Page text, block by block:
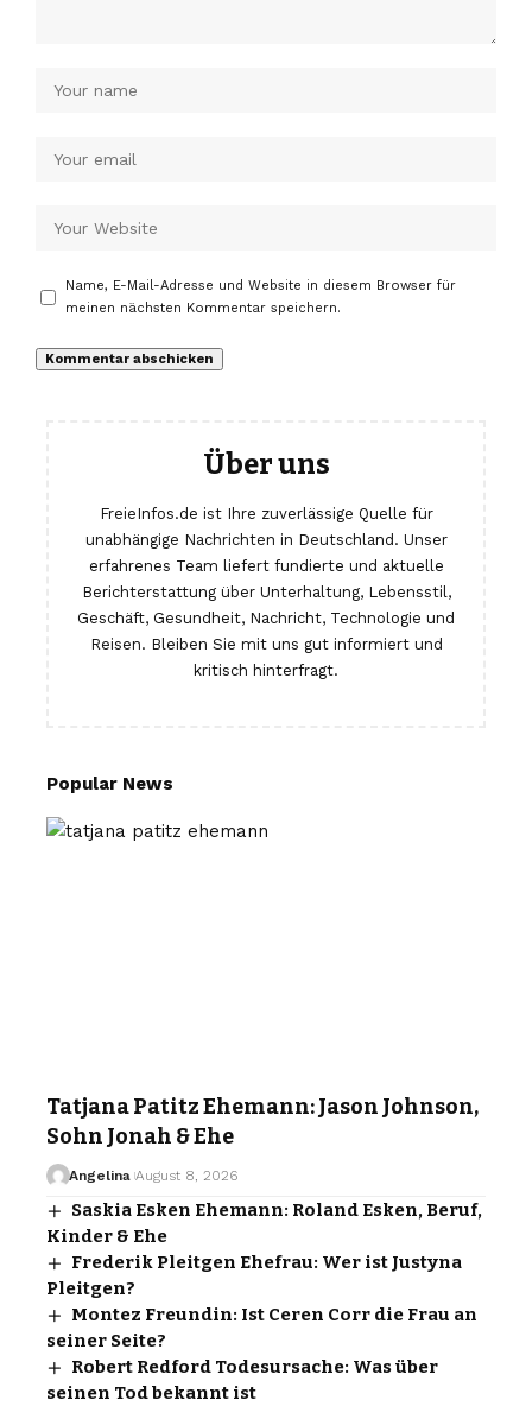
Name, E-Mail-Adresse und Website in diesem Browser für
meinen nächsten Kommentar speichern.
Über uns
FreieInfos.de ist Ihre zuverlässige Quelle für
unabhängige Nachrichten in Deutschland. Unser
erfahrenes Team liefert fundierte und aktuelle
Berichterstattung über Unterhaltung, Lebensstil,
Geschäft, Gesundheit, Nachricht, Technologie und
Reisen. Bleiben Sie mit uns gut informiert und
kritisch hinterfragt.
Popular News
Tatjana Patitz Ehemann: Jason Johnson,
Sohn Jonah & Ehe
Angelina August 8, 2026
Saskia Esken Ehemann: Roland Esken, Beruf,
Kinder & Ehe
Frederik Pleitgen Ehefrau: Wer ist Justyna
Pleitgen?
Montez Freundin: Ist Ceren Corr die Frau an
seiner Seite?
Robert Redford Todesursache: Was über
seinen Tod bekannt ist